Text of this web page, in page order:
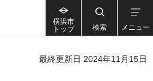
横浜市
トップ
検索 メニュー
最終更新日 2024年11月15日